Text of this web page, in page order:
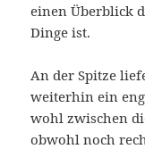
einen Überblick
Dinge ist.
An der Spitze
weiterhin ein
wohl zwischen
obwohl noch